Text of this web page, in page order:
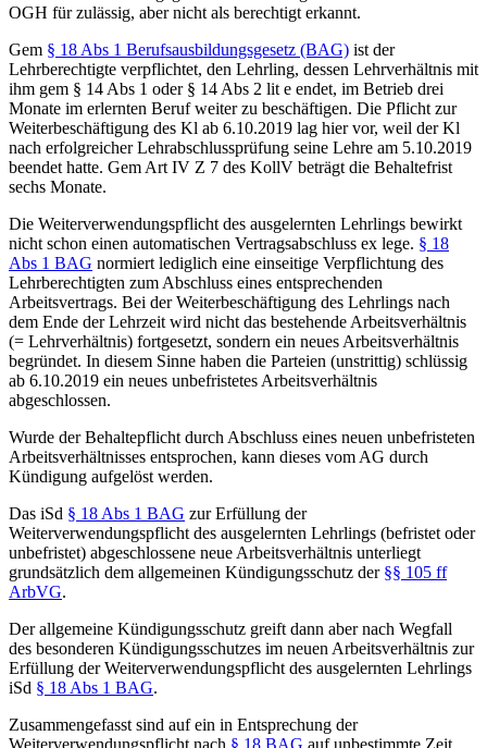
OGH für zulässig, aber nicht als berechtigt erkannt.
Gem § 18 Abs 1 Berufsausbildungsgesetz (BAG) ist der
Lehrberechtigte verpflichtet, den Lehrling, dessen Lehrverhältnis mit
ihm gem § 14 Abs 1 oder § 14 Abs 2 lit e endet, im Betrieb drei
Monate im erlernten Beruf weiter zu beschäftigen. Die Pflicht zur
Weiterbeschäftigung des Kl ab 6.10.2019 lag hier vor, weil der Kl
nach erfolgreicher Lehrabschlussprüfung seine Lehre am 5.10.2019
beendet hatte. Gem Art IV Z 7 des KollV beträgt die Behaltefrist
sechs Monate.
Die Weiterverwendungspflicht des ausgelernten Lehrlings bewirkt
nicht schon einen automatischen Vertragsabschluss ex lege. § 18
Abs 1 BAG normiert lediglich eine einseitige Verpflichtung des
Lehrberechtigten zum Abschluss eines entsprechenden
Arbeitsvertrags. Bei der Weiterbeschäftigung des Lehrlings nach
dem Ende der Lehrzeit wird nicht das bestehende Arbeitsverhältnis
(= Lehrverhältnis) fortgesetzt, sondern ein neues Arbeitsverhältnis
begründet. In diesem Sinne haben die Parteien (unstrittig) schlüssig
ab 6.10.2019 ein neues unbefristetes Arbeitsverhältnis
abgeschlossen.
Wurde der Behaltepflicht durch Abschluss eines neuen unbefristeten
Arbeitsverhältnisses entsprochen, kann dieses vom AG durch
Kündigung aufgelöst werden.
Das iSd § 18 Abs 1 BAG zur Erfüllung der
Weiterverwendungspflicht des ausgelernten Lehrlings (befristet oder
unbefristet) abgeschlossene neue Arbeitsverhältnis unterliegt
grundsätzlich dem allgemeinen Kündigungsschutz der §§ 105 ff
ArbVG.
Der allgemeine Kündigungsschutz greift dann aber nach Wegfall
des besonderen Kündigungsschutzes im neuen Arbeitsverhältnis zur
Erfüllung der Weiterverwendungspflicht des ausgelernten Lehrlings
iSd § 18 Abs 1 BAG.
Zusammengefasst sind auf ein in Entsprechung der
Weiterverwendungspflicht nach § 18 BAG auf unbestimmte Zeit